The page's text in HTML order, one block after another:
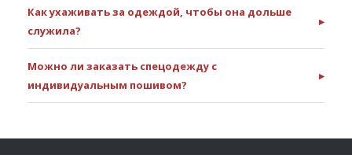
Как ухаживать за одеждой, чтобы она дольше
служила?
▸
Можно ли заказать спецодежду с
индивидуальным пошивом?
▸